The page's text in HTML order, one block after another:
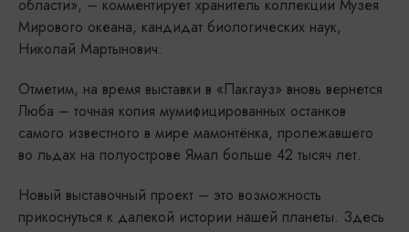
области», – комментирует хранитель коллекции Музея
Мирового океана, кандидат биологических наук,
Николай Мартынович.
Отметим, на время выставки в «Пакгауз» вновь вернется
Люба – точная копия мумифицированных останков
самого известного в мире мамонтёнка, пролежавшего
во льдах на полуострове Ямал больше 42 тысяч лет.
Новый выставочный проект – это возможность
прикоснуться к далекой истории нашей планеты. Здесь